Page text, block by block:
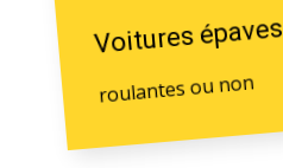
Voitures épaves
roulantes ou non